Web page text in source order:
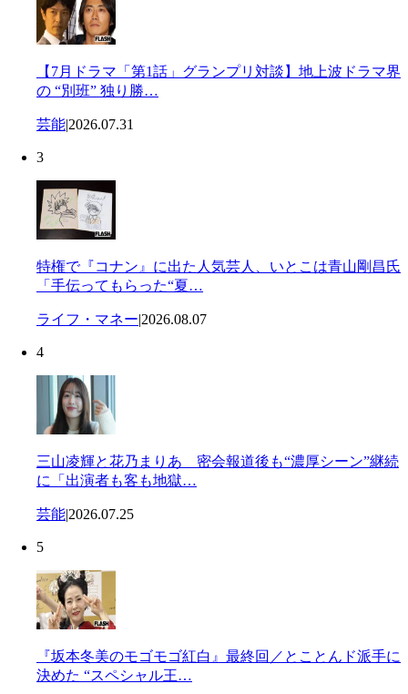
【7月ドラマ「第1話」グランプリ対談】地上波ドラマ界
の “別班” 独り勝…
芸能|2026.07.31
3
特権で『コナン』に出た人気芸人、いとこは青山剛昌氏
「手伝ってもらった“夏…
ライフ・マネー|2026.08.07
4
三山凌輝と花乃まりあ 密会報道後も“濃厚シーン”継続
に「出演者も客も地獄…
芸能|2026.07.25
5
『坂本冬美のモゴモゴ紅白』最終回／とことんド派手に
決めた “スペシャル王…